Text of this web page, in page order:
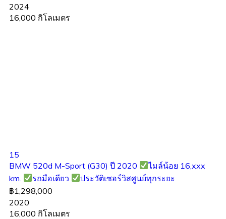
2024
16,000 กิโลเมตร
15
BMW 520d M-Sport (G30) ปี 2020
ไมล์น้อย 16,xxx
km.
รถมือเดียว
ประวัติเซอร์วิสศูนย์ทุกระยะ
฿1,298,000
2020
16,000 กิโลเมตร